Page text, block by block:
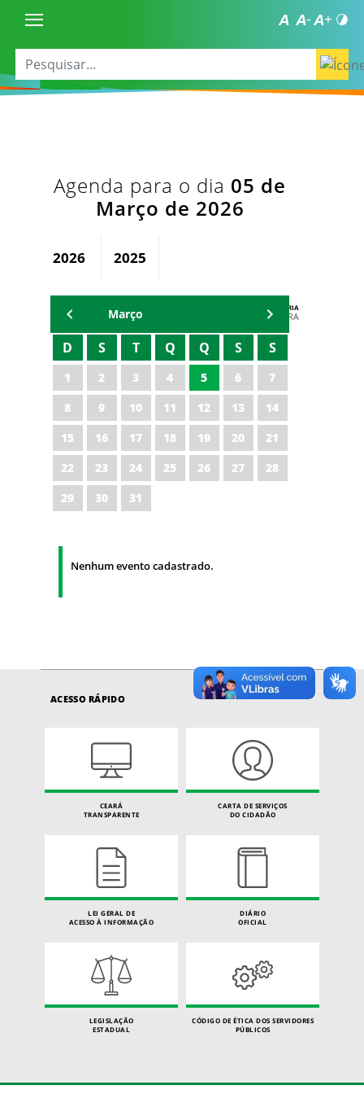
Agenda para o dia 05 de
Março de 2026
2026 2025
AGENDA DA SECRETARIA
ZELMA MADEIRA
Março
D S T Q Q S S
1 2 3 4 5 6
7
8
9 10 11 12 13
14
15
16 17 18 19 20
21
22
23 24 25 26 27
28
29
30 31
Nenhum evento cadastrado.
ACESSO RÁPIDO
CEARÁ
TRANSPARENTE
CARTA DE SERVIÇOS
DO CIDADÃO
LEI GERAL DE
ACESSO À INFORMAÇÃO
DIÁRIO
OFICIAL
LEGISLAÇÃO
ESTADUAL
CÓDIGO DE ÉTICA DOS SERVIDORES
PÚBLICOS